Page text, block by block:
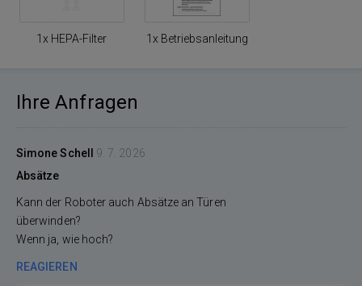
1x HEPA-Filter 1x Betriebsanleitung
Ihre Anfragen
Simone Schell
9. 7. 2026
Absätze
Kann der Roboter auch Absätze an Türen
überwinden?
Wenn ja, wie hoch?
REAGIEREN